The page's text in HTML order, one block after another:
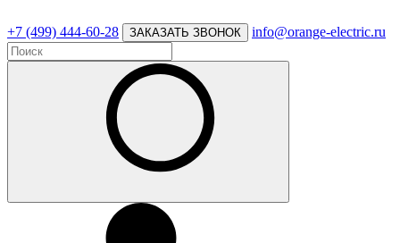
+7 (499) 444-60-28 ЗАКАЗАТЬ ЗВОНОК info@orange-electric.ru